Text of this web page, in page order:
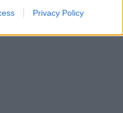
Privacy Policy